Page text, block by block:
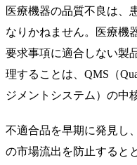
医療機器の品質不良は、
なりかねません。医療機
要求事項に適合しない製
理することは、QMS（
ジメントシステム）の中
不適合品を早期に発見し
の市場流出を防止すると